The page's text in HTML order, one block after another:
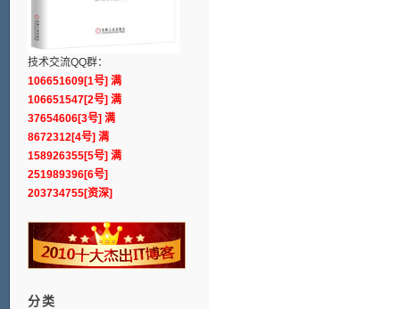
技术交流QQ群：
106651609[1号] 满
106651547[2号] 满
37654606[3号] 满
8672312[4号] 满
158926355[5号] 满
251989396[6号]
203734755[资深]
分类